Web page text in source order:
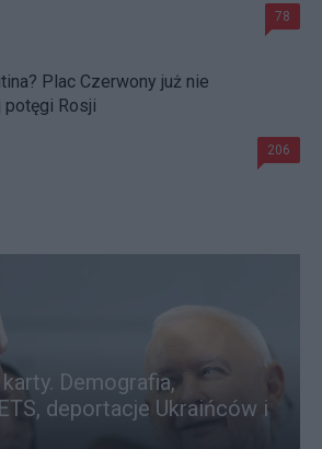
78
Plac Czerwony już nie
potęgi Rosji
206
Demografia,
deportacje Ukraińców i